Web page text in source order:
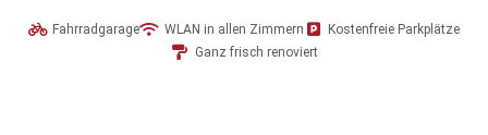
Fahrradgarage WLAN in allen Zimmern
Kostenfreie Parkplätze
Ganz frisch renoviert